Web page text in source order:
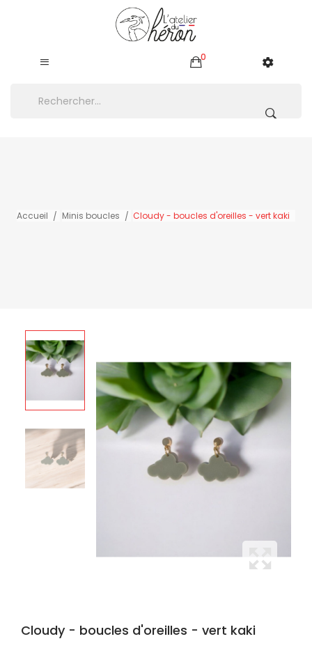
0
Accueil Minis boucles Cloudy - boucles d'oreilles - vert kaki
Cloudy - boucles d'oreilles - vert kaki